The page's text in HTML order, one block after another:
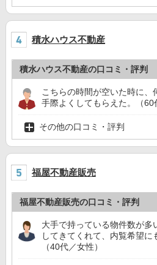
積水ハウス不動産
積水ハウス不動産の口コミ・評判
こちらの時間が空いた時に、
手際よくしてもらえた。（60
その他の口コミ・評判
福屋不動産販売
福屋不動産販売の口コミ・評判
大手で持っている物件数が多
してきてくれて、内覧希望に
（40代／女性）